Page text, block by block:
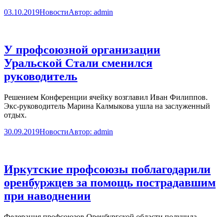
03.10.2019НовостиАвтор: admin
У профсоюзной организации
Уральской Стали сменился
руководитель
Решением Конференции ячейку возглавил Иван Филиппов.
Экс-руководитель Марина Калмыкова ушла на заслуженный
отдых.
30.09.2019НовостиАвтор: admin
Иркутские профсоюзы поблагодарили
оренбуржцев за помощь пострадавшим
при наводнении